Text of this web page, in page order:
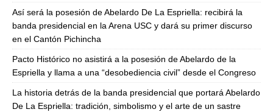
Así será la posesión de Abelardo De La Espriella: recibirá la
banda presidencial en la Arena USC y dará su primer discurso
en el Cantón Pichincha
Pacto Histórico no asistirá a la posesión de Abelardo de la
Espriella y llama a una “desobediencia civil” desde el Congreso
La historia detrás de la banda presidencial que portará Abelardo
De La Espriella: tradición, simbolismo y el arte de un sastre